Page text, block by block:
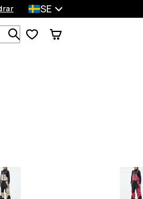
SE
Sök bland 1 000+ produkter